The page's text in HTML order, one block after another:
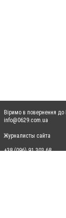
Віримо в повернення до
info@0629.com.ua
Журналисты сайта
+38 (096) 91 303 68